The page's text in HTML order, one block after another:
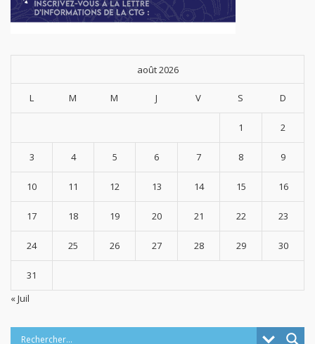
août 2026
L M M J V S D
1 2
3 4 5 6 7 8 9
10 11 12 13 14 15 16
17 18 19 20 21 22 23
24 25 26 27 28 29 30
31
« Juil